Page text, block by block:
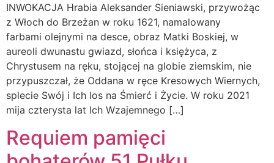
INWOKACJA Hrabia Aleksander Sieniawski, przywożąc
z Włoch do Brzeżan w roku 1621, namalowany
farbami olejnymi na desce, obraz Matki Boskiej, w
aureoli dwunastu gwiazd, słońca i księżyca, z
Chrystusem na ręku, stojącej na globie ziemskim, nie
przypuszczał, że Oddana w ręce Kresowych Wiernych,
splecie Swój i Ich los na Śmierć i Życie. W roku 2021
mija czterysta lat Ich Wzajemnego […]
Requiem pamięci